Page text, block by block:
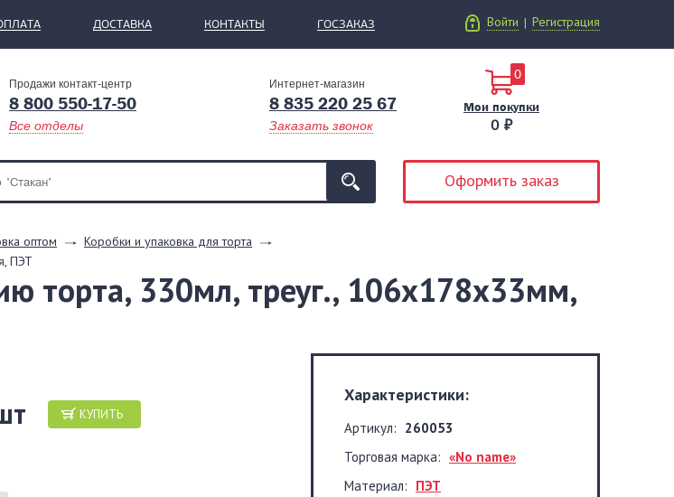
ДОСТАВКА КОНТАКТЫ ГОСЗАКАЗ Войти | Регистрация
Продажи контакт-центр
8 800 550-17-50
Все отделы
Интернет-магазин
8 835 220 25 67
Заказать звонок
0
Мои покупки
0 ₽
Оформить заказ
оптом
Коробки и упаковка для торта
ПЭТ
торта, 330мл, треуг., 106х178х33мм,
Характеристики:
Артикул: 260053
Торговая марка: «No name»
Материал: ПЭТ
КУПИТЬ